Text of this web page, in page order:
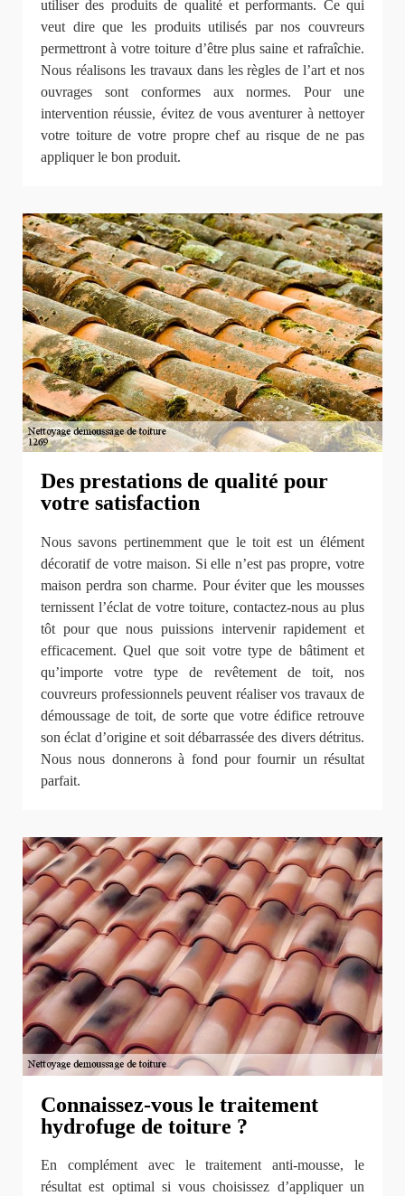
utiliser des produits de qualité et performants. Ce qui
veut dire que les produits utilisés par nos couvreurs
permettront à votre toiture d’être plus saine et rafraîchie.
Nous réalisons les travaux dans les règles de l’art et nos
ouvrages sont conformes aux normes. Pour une
intervention réussie, évitez de vous aventurer à nettoyer
votre toiture de votre propre chef au risque de ne pas
appliquer le bon produit.
Des prestations de qualité pour
votre satisfaction
Nous savons pertinemment que le toit est un élément
décoratif de votre maison. Si elle n’est pas propre, votre
maison perdra son charme. Pour éviter que les mousses
ternissent l’éclat de votre toiture, contactez-nous au plus
tôt pour que nous puissions intervenir rapidement et
efficacement. Quel que soit votre type de bâtiment et
qu’importe votre type de revêtement de toit, nos
couvreurs professionnels peuvent réaliser vos travaux de
démoussage de toit, de sorte que votre édifice retrouve
son éclat d’origine et soit débarrassée des divers détritus.
Nous nous donnerons à fond pour fournir un résultat
parfait.
Connaissez-vous le traitement
hydrofuge de toiture ?
En complément avec le traitement anti-mousse, le
résultat est optimal si vous choisissez d’appliquer un